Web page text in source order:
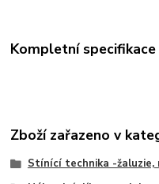
Kompletní specifikace
Zboží zařazeno v
Stínící technika -